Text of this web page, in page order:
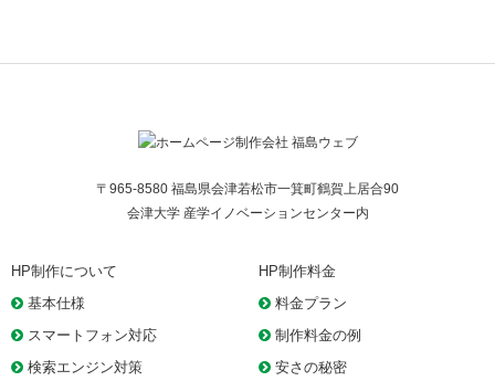
〒965-8580 福島県会津若松市一箕町鶴賀上居合90
会津大学 産学イノベーションセンター内
HP制作について
基本仕様
スマートフォン対応
検索エンジン対策
HP制作料金
料金プラン
制作料金の例
安さの秘密